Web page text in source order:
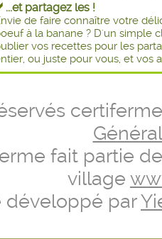
...et partagez les !
de faire connaître votre
à la banane ? D'un simple
vos recettes pour les
ou juste pour vous, et vos
fait partie
village
développé par